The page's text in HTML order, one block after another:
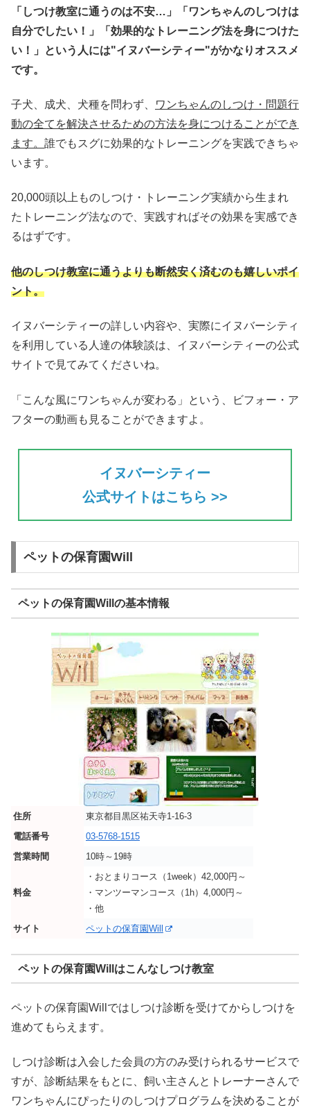
「しつけ教室に通うのは不安…」「ワンちゃんのしつけは
自分でしたい！」「効果的なトレーニング法を身につけた
い！」という人には"イヌバーシティー"がかなりオススメ
です。
子犬、成犬、犬種を問わず、
ワンちゃんのしつけ・問題行
動の全てを解決させるための方法を身につけることができ
ます。 誰でもスグに効果的なトレーニングを実践できちゃ
います。
20,000頭以上ものしつけ・トレーニング実績から生まれ
たトレーニング法なので、実践すればその効果を実感でき
るはずです。
他のしつけ教室に通うよりも断然安く済むのも嬉しいポイ
ント。
イヌバーシティーの詳しい内容や、実際にイヌバーシティ
を利用している人達の体験談は、イヌバーシティーの公式
サイトで見てみてくださいね。
「こんな風にワンちゃんが変わる」という、ビフォー・ア
フターの動画も見ることができますよ。
イヌバーシティー
公式サイトはこちら >>
ペットの保育園Will
ペットの保育園Willの基本情報
住所
東京都目黒区祐天寺1-16-3
電話番号
03-5768-1515
営業時間
10時～19時
料金
・おとまりコース（1week）42,000円～
・マンツーマンコース（1h）4,000円～
・他
サイト
ペットの保育園Will
ペットの保育園Willはこんなしつけ教室
ペットの保育園Willではしつけ診断を受けてからしつけを
進めてもらえます。
しつけ診断は入会した会員の方のみ受けられるサービスで
すが、診断結果をもとに、飼い主さんとトレーナーさんで
ワンちゃんにぴったりのしつけプログラムを決めることが